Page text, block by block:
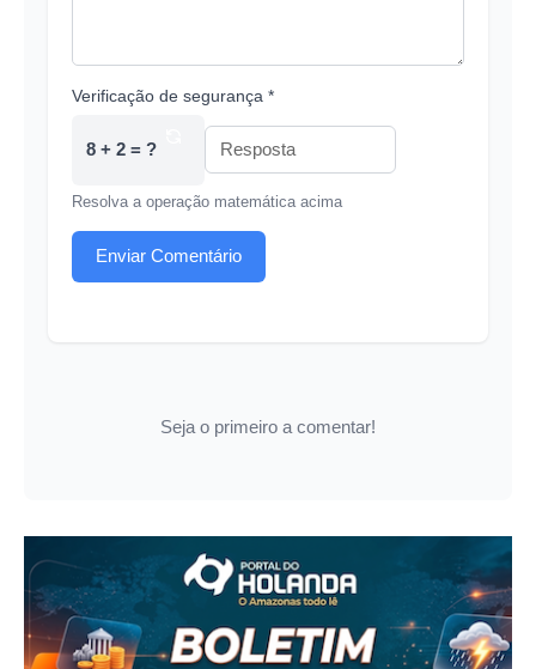
Verificação de segurança *
8 + 2 = ?
Resolva a operação matemática acima
Enviar Comentário
Seja o primeiro a comentar!